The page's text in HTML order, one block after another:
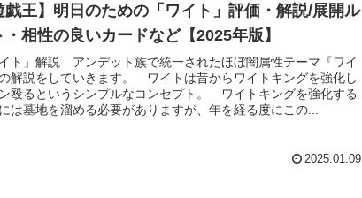
戯王】明日のための「ワイト」評価・解説/展開ル
・相性の良いカードなど【2025年版】
イト」解説 アンデット族で統一されたほぼ闇属性テーマ『ワイ
の解説をしていきます。 ワイトは昔からワイトキングを強化し
殴るというシンプルなコンセプト。 ワイトキングを強化する
は墓地を溜める必要がありますが、年を経る度にこの...
2025.01.09